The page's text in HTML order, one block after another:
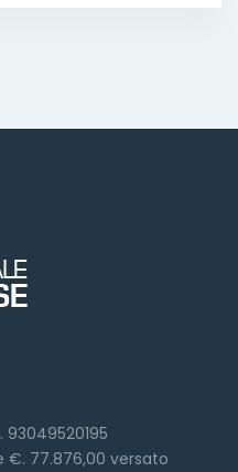
€. 77.876,00 versato